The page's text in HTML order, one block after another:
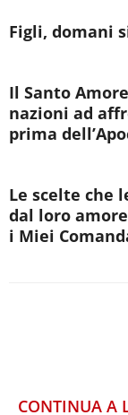
Figli, domani
Il Santo
nazioni ad
prima
Le scelte che
dal loro
i Miei
CONTINUA A